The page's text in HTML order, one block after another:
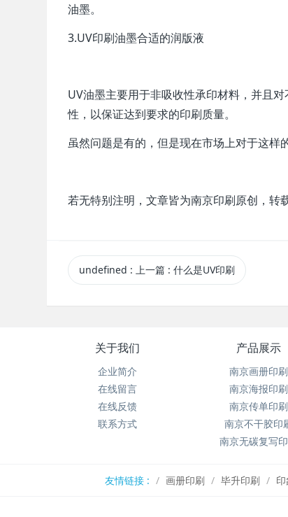
油墨。
3.UV印刷油墨合适的润版液
UV油墨主要用于非吸收性承印材料，并且
性，以保证达到要求的印刷质量。
虽然问题是有的，但是现在市场上对于这样
若无特别注明，文章皆为南京印刷原创，转
undefined : 上一篇 : 什么是UV印刷
关于我们
企业简介
在线留言
在线反馈
联系方式
产品展示
南京画册印刷
南京海报印刷
南京传单印刷
南京不干胶印
南京无碳复写
友情链接 : 画册印刷 毕升印刷